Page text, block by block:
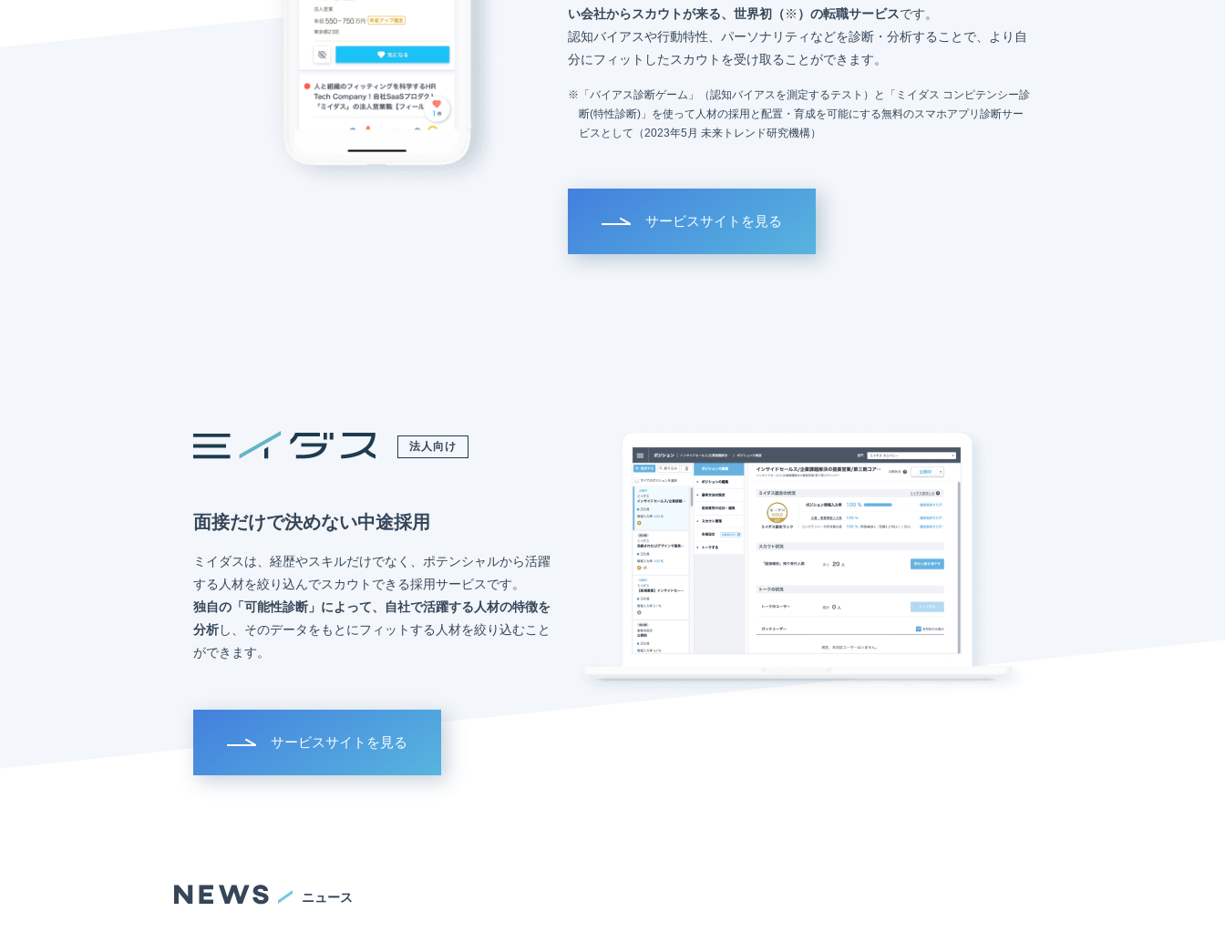
い会社からスカウトが来る、世界初（※ ）の転職サービスです。
認知バイアスや行動特性、パーソナリティなどを診断・分析することで、より自
分にフィットしたスカウトを受け取ることができます。
「バイアス診断ゲーム」（認知バイアスを測定するテスト）と「ミイダス コンピテンシー診
断(特性診断)」を使って人材の採用と配置・育成を可能にする無料のスマホアプリ診断サー
ビスとして（2023年5月 未来トレンド研究機構）
サービスサイトを見る
法人向け
面接だけで決めない中途採用
ミイダスは、経歴やスキルだけでなく、ポテンシャルから活躍
する人材を絞り込んでスカウトできる採用サービスです。
独自の「可能性診断」によって、自社で活躍する人材の特徴を
分析し、そのデータをもとにフィットする人材を絞り込むこと
ができます。
サービスサイトを見る
ニュース